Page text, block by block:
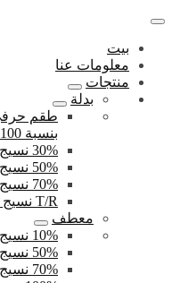
بيت
معلومات عنا
منتجات
بدلة
طقم
بنسبة 100%
30% نسيج الصوف
50% نسيج الصوف
70% نسيج الصوف
T/R نسيج بوليستر
معطف
10% نسيج الصوف
50% نسيج الصوف
70% نسيج الصوف